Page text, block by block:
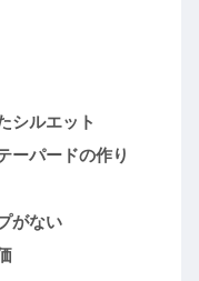
シルエット
ーパードの作り
がない